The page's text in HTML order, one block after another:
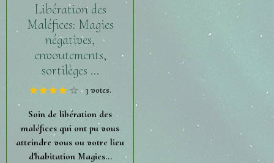
Libération des
Maléfices: Magies
négatives,
envoutements,
sortilèges ...
3 votes.
Soin de libération des
maléfices qui ont pu vous
atteindre vous ou votre lieu
d'habitation Magies...